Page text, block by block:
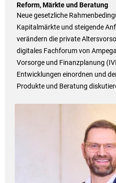
Reform, Märkte und Beratung
Neue gesetzliche
Kapitalmärkte und steigende
verändern die private
digitales Fachforum von
Vorsorge und Finanzplanung
Entwicklungen einordnen und
Produkte und Beratung